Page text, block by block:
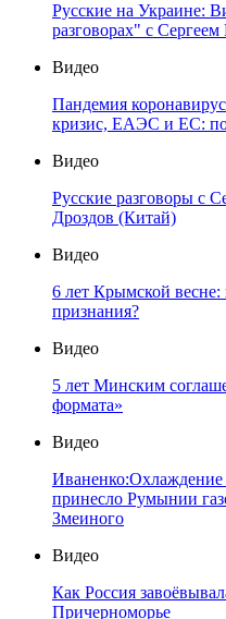
Русские на Украине:
разговорах" с
Видео
Пандемия
кризис, ЕАЭС и ЕС:
Видео
Русские разговоры с
Дроздов (Китай)
Видео
6 лет Крымской весне:
признания?
Видео
5 лет Минским
формата»
Видео
принесло Румынии
Змеиного
Видео
Как Россия
Причерноморье